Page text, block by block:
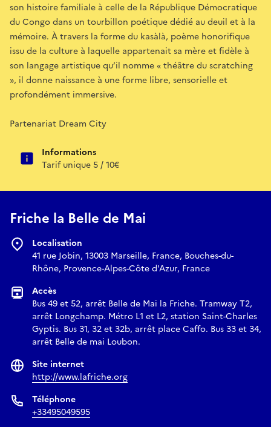
son histoire familiale à celle de la République Démocratique
du Congo dans un tourbillon poétique dédié au deuil et à la
mémoire. À travers la forme du kasàlà, poème honorifique
issu de la culture à laquelle appartenait sa mère et fidèle à
son langage artistique qu’il nomme « théâtre du scratching
», il donne naissance à une forme libre, sensorielle et
profondément immersive.
Partenariat Dream City
Informations
Tarif unique 5 / 10€
Friche la Belle de Mai
Localisation
41 rue Jobin, 13003 Marseille, France, Bouches-du-
Rhône, Provence-Alpes-Côte d'Azur, France
Accès
Bus 49 et 52, arrêt Belle de Mai la Friche. Tramway T2,
arrêt Longchamp. Métro L1 et L2, station Saint-Charles
Gyptis. Bus 31, 32 et 32b, arrêt place Caffo. Bus 33 et 34,
arrêt Belle de mai Loubon.
Site internet
http://www.lafriche.org
Téléphone
+33495049595